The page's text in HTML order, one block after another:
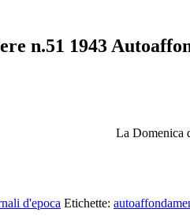
n.51 1943
La Domenica
d'epoca Etichette: